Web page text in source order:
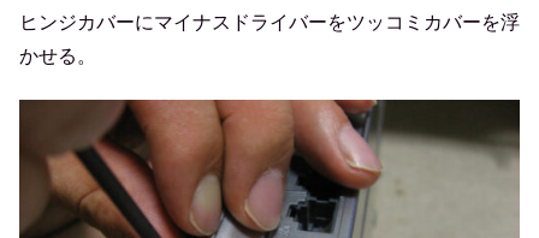
ヒンジカバーにマイナスドライバーをツッコミカバーを浮
かせる。